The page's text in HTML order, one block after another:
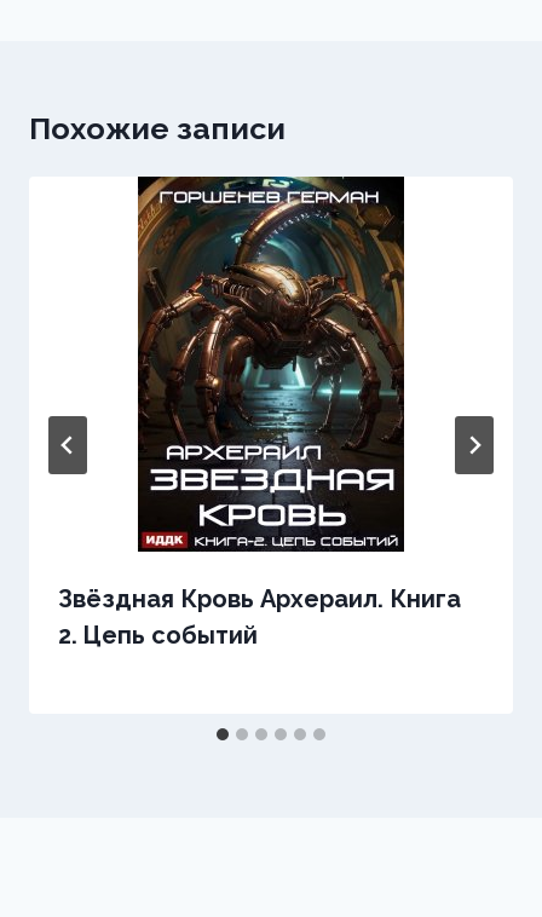
Похожие записи
Звёздная Кровь Архераил. Книга
2. Цепь событий